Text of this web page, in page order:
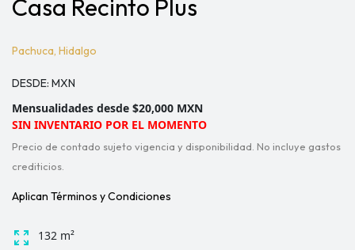
Casa Recinto Plus
Pachuca, Hidalgo
DESDE: MXN
Mensualidades desde $20,000 MXN
SIN INVENTARIO POR EL MOMENTO
Precio de contado sujeto vigencia y disponibilidad. No incluye gastos
crediticios.
Aplican Términos y Condiciones
zoom_out_map 132 m²